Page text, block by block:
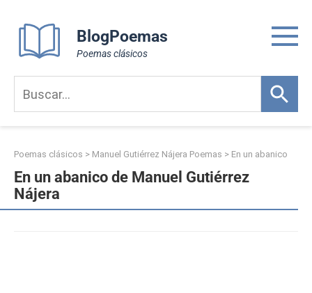
content
BlogPoemas
Poemas clásicos
Poemas clásicos > Manuel Gutiérrez Nájera Poemas > En un abanico
En un abanico de Manuel Gutiérrez
Nájera